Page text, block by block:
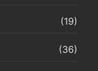
(19)
(36)